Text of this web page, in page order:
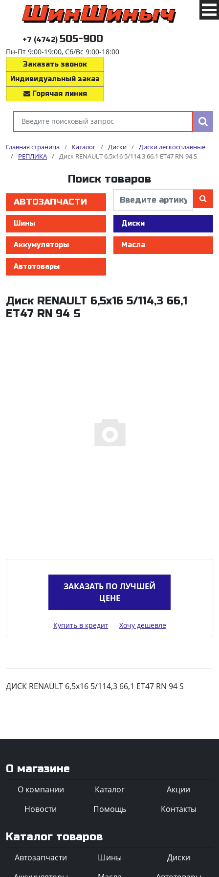
+7 (4742) 505-900
Пн-Пт 9:00-19:00, Сб/Вс 9:00-18:00
Заказать звонок
Индивидуальный заказ
Горячая линия
Главная страница / Каталог / Диски / Диски легкосплавные
/
РЕПЛИКА / Диск RENAULT 6,5x16 5/114,3 66,1 ET47 RN 94 S
Поиск товаров
АВТОЗАПЧАСТИ
Шины Диски
Аккумуляторы Масла
Автотовары
Диск RENAULT 6,5x16 5/114,3 66,1
ET47 RN 94 S
ЗАКАЗАТЬ ПО ЛУЧШЕЙ
ЦЕНЕ
Купить в кредит Хочу дешевле
ДИСК RENAULT 6,5x16 5/114,3 66,1 ET47 RN 94 S
О магазине
О компании Каталог
Акции
Новости
Помощь Контакты
Каталог товаров
Автозапчасти Шины
Диски